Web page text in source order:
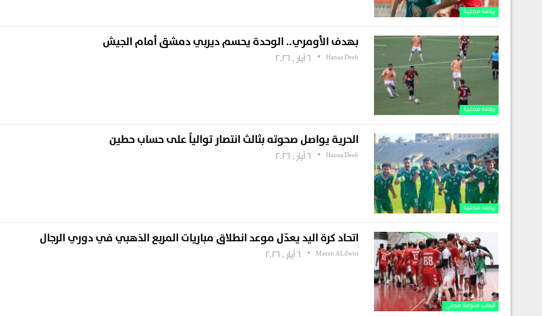
رياضة محلية
رياضة محلية
​بهدف الأومري.. الوحدة يحسم ديربي دمشق أمام الجيش
Hanaa Deeb 6 أيار , 2026
رياضة محلية
الحرية يواصل صحوته بثالث انتصار توالياً على حساب حطين
Hanaa Deeb 6 أيار , 2026
ألعاب منوعة محلي
اتحاد كرة اليد يعدّل موعد انطلاق مباريات المربع الذهبي في دوري الرجال
Mazen ALdwiri 6 أيار , 2026